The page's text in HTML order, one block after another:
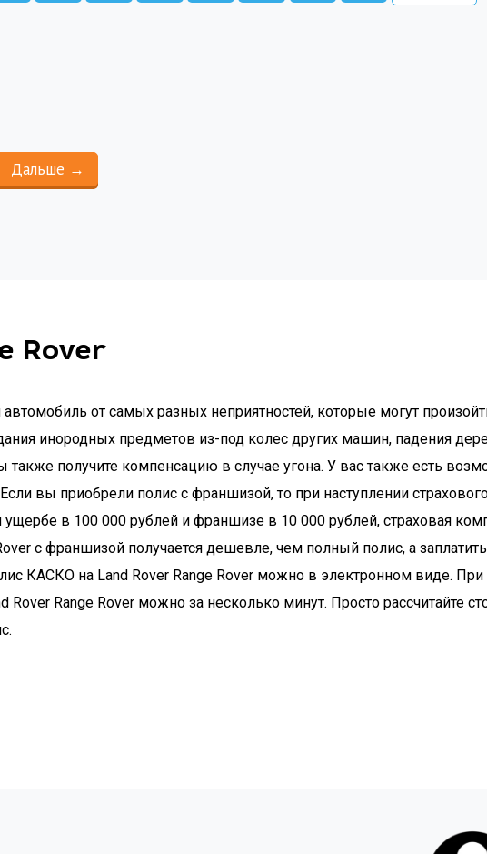
Rover
от самых разных неприятностей, которые могут
инородных предметов из-под колес других машин, падения
получите компенсацию в случае угона. У вас также есть
вы приобрели полис с франшизой, то при наступлении
в 100 000 рублей и франшизе в 10 000 рублей, страховая
с франшизой получается дешевле, чем полный полис, а
КАСКО на Land Rover Range Rover можно в электронном виде.
Range Rover можно за несколько минут. Просто рассчитайте